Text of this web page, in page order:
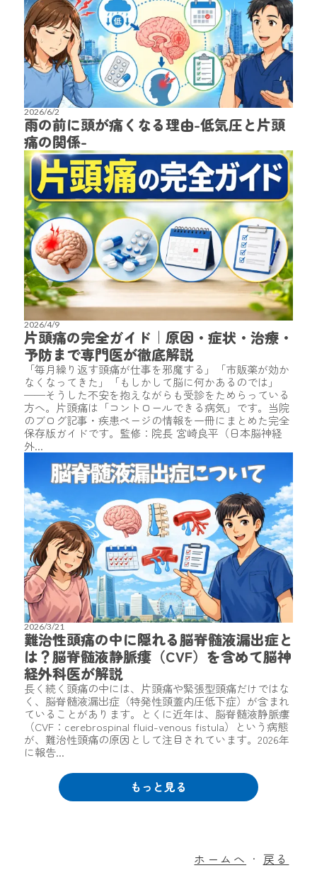
2026/6/2
雨の前に頭が痛くなる理由-低気圧と片頭
痛の関係-
2026/4/9
片頭痛の完全ガイド｜原因・症状・治療・
予防まで専門医が徹底解説
「毎月繰り返す頭痛が仕事を邪魔する」「市販薬が効か
なくなってきた」「もしかして脳に何かあるのでは」
——そうした不安を抱えながらも受診をためらっている
方へ。片頭痛は「コントロールできる病気」です。当院
のブログ記事・疾患ページの情報を一冊にまとめた完全
保存版ガイドです。監修：院長 宮崎良平（日本脳神経
外...
2026/3/21
難治性頭痛の中に隠れる脳脊髄液漏出症と
は？脳脊髄液静脈瘻（CVF）を含めて脳神
経外科医が解説
長く続く頭痛の中には、片頭痛や緊張型頭痛だけではな
く、脳脊髄液漏出症（特発性頭蓋内圧低下症）が含まれ
ていることがあります。とくに近年は、脳脊髄液静脈瘻
（CVF：cerebrospinal fluid-venous fistula）という病態
が、難治性頭痛の原因として注目されています。2026年
に報告...
もっと見る
ホームへ ・ 戻る